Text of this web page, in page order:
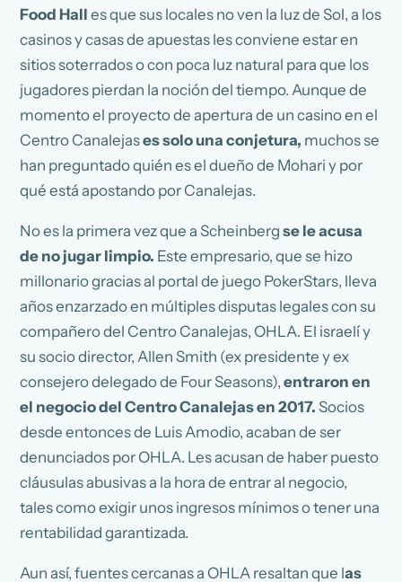
Food Halles que sus locales no ven la luz de Sol, a los
casinos y casas de apuestas les conviene estar en
sitios soterrados o con poca luz natural para que los
jugadores pierdan la noción del tiempo. Aunque de
momento el proyecto de apertura de un casino en el
Centro Canalejases solo una conjetura, muchos se
han preguntado quién es el dueño de Mohari y por
qué está apostando por Canalejas.
No es la primera vez que a Scheinbergse le acusa
de no jugar limpio. Este empresario, que se hizo
millonario gracias al portal de juego PokerStars, lleva
años enzarzado en múltiples disputas legales con su
compañero del Centro Canalejas, OHLA. El israelí y
su socio director, Allen Smith (ex presidente y ex
consejero delegado de Four Seasons),entraron en
el negocio del Centro Canalejas en 2017.Socios
desde entonces de Luis Amodio, acaban de ser
denunciados por OHLA. Les acusan de haber puesto
cláusulas abusivas a la hora de entrar al negocio,
tales como exigir unos ingresos mínimos o tener una
rentabilidad garantizada.
Aun así, fuentes cercanas a OHLA resaltan que las